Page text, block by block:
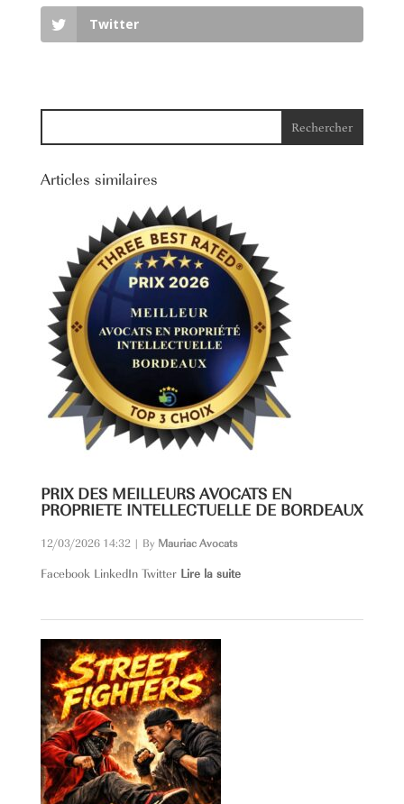
Twitter
Articles similaires
PRIX DES MEILLEURS AVOCATS EN
PROPRIETE INTELLECTUELLE DE BORDEAUX
12/03/2026 14:32 | By Mauriac Avocats
Facebook LinkedIn Twitter Lire la suite